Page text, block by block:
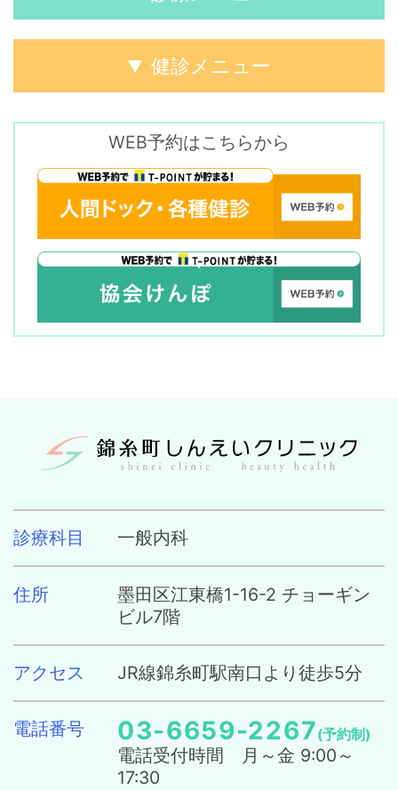
健診メニュー
WEB予約はこちらから
診療科目 一般内科
住所
墨田区江東橋1-16-2 チョーギン
ビル7階
アクセス JR線錦糸町駅南口より徒歩5分
電話番号 03-6659-2267(予約制)
電話受付時間 月～金 9:00～
17:30